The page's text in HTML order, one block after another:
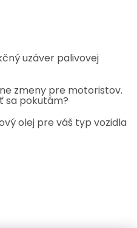
uzáver palivovej
zmeny pre motoristov.
sa pokutám?
olej pre váš typ vozidla